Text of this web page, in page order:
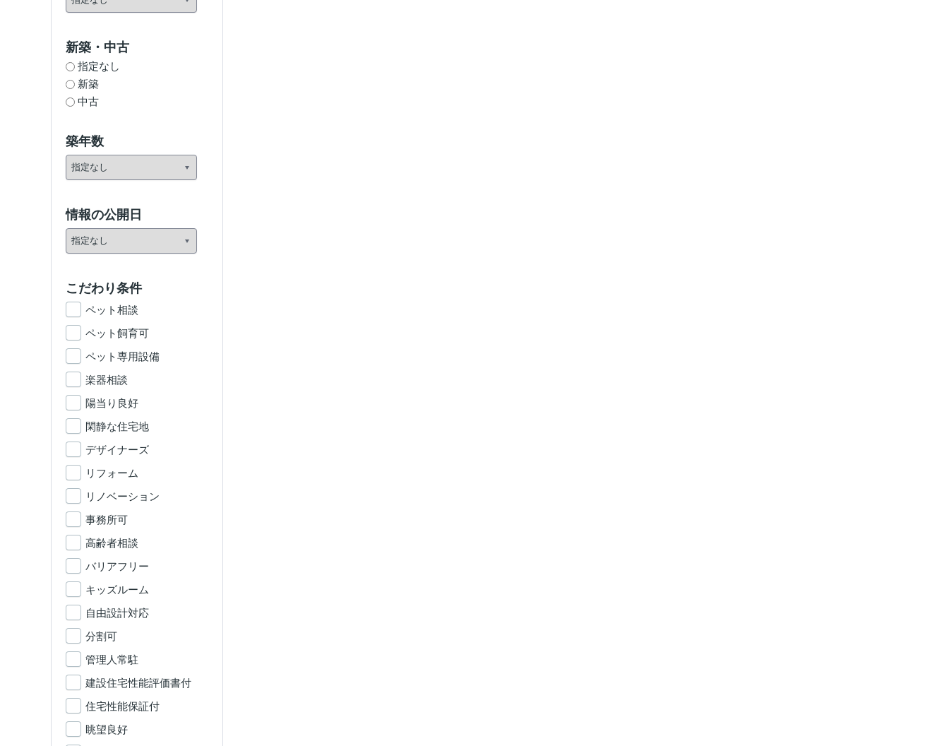
新築・中古
指定なし
新築
中古
築年数
情報の公開日
こだわり条件
ペット相談
ペット飼育可
ペット専用設備
楽器相談
陽当り良好
閑静な住宅地
デザイナーズ
リフォーム
リノベーション
事務所可
高齢者相談
バリアフリー
キッズルーム
自由設計対応
分割可
管理人常駐
建設住宅性能評価書付
住宅性能保証付
眺望良好